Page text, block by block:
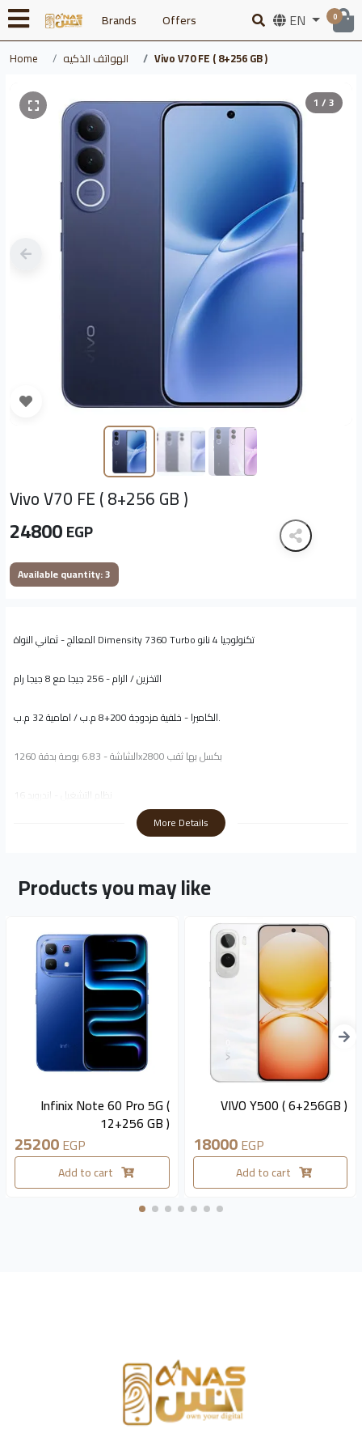
Brands Offers EN 0
Home الهواتف الذكيه Vivo V70 FE ( 8+256 GB )
1 / 3
Vivo V70 FE ( 8+256 GB )
24800EGP
Available quantity: 3
المعالج - ثماني النواة Dimensity 7360 Turbo تكنولوجيا 4 نانو
التخزين / الرام - 256 جيجا مع 8 جيجا رام
الكاميرا - خلفية مزدوجة 200+8 م.ب / امامية 32 م.ب.
الشاشة - 6.83 بوصة بدقة 1260x2800 بكسل بها ثقب
نظام التشغيل - اندرويد 16
More Details
Products you may like
Infinix Note 60 Pro 5G (
12+256 GB )
25200EGP
Add to cart
VIVO Y500 ( 6+256GB )
18000EGP
Add to cart